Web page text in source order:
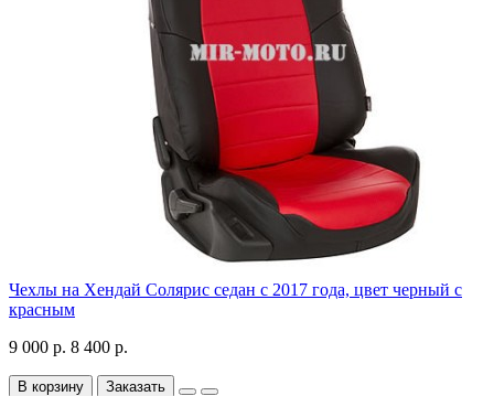
Чехлы на Хендай Солярис седан с 2017 года, цвет черный с
красным
9 000 р. 8 400 р.
В корзину Заказать